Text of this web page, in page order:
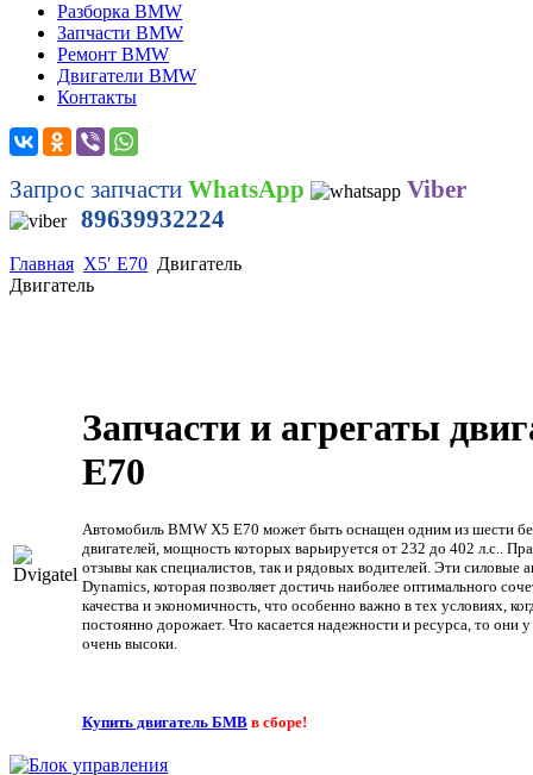
Разборка BMW
Запчасти BMW
Ремонт BMW
Двигатели BMW
Контакты
Запрос запчасти WhatsApp
Viber
89639932224
Главная X5′ E70 Двигатель
Двигатель
Запчасти и агрегаты
Е70
Автомобиль BMW X5 Е70 может быть оснащен одним из шести
двигателей, мощность которых варьируется от 232 до 402 л.с..
отзывы как специалистов, так и рядовых водителей. Эти
Dynamics, которая позволяет достичь наиболее оптимального
качества и экономичность, что особенно важно в тех условиях,
постоянно дорожает. Что касается надежности и ресурса, то
очень высоки.
Купить двигатель БМВ в сборе!